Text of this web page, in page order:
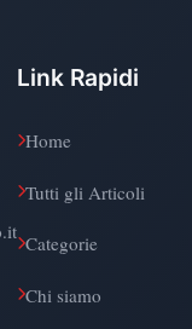
Link Rapidi
Home
Tutti gli Articoli
Categorie
Chi siamo